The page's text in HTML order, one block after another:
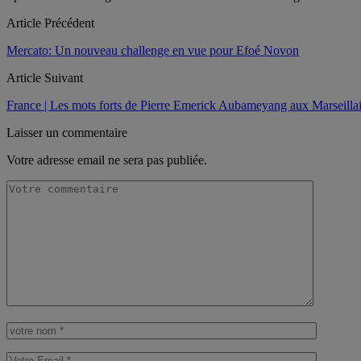
Article Précédent
Mercato: Un nouveau challenge en vue pour Efoé Novon
Article Suivant
France | Les mots forts de Pierre Emerick Aubameyang aux
Laisser un commentaire
Votre adresse email ne sera pas publiée.